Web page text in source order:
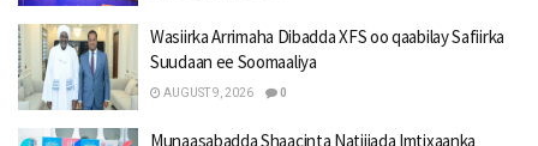
Wasiirka Arrimaha Dibadda XFS oo qaabilay Safiirka
Suudaan ee Soomaaliya
AUGUST 9, 2026 0
Munaasabadda Shaacinta Natiijada Imtixaanka